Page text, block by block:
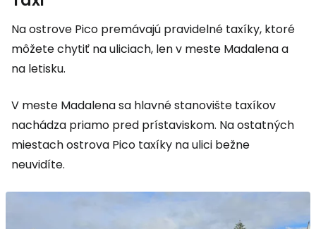
Na ostrove Pico premávajú pravidelné taxíky, ktoré
môžete chytiť na uliciach, len v meste Madalena a
na letisku.
V meste Madalena sa hlavné stanovište taxíkov
nachádza priamo pred prístaviskom. Na ostatných
miestach ostrova Pico taxíky na ulici bežne
neuvidíte.